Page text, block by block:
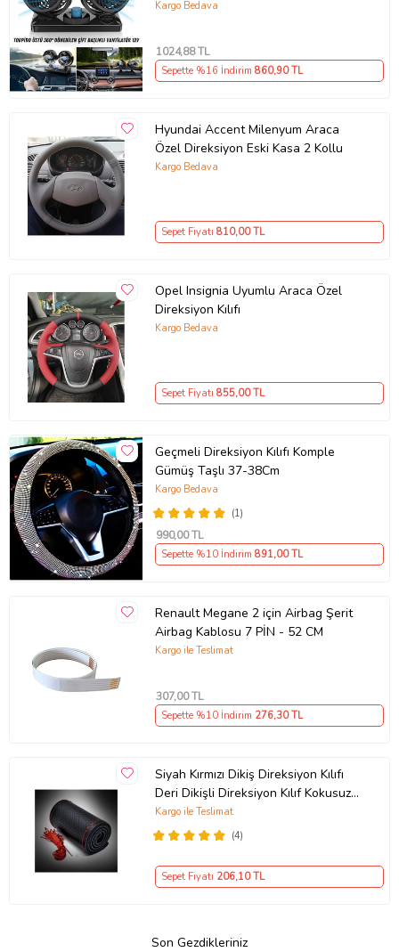
Soğutucu Fan 360° Dönebilen 12V
Kargo Bedava
1024,88 TL
Sepette %16 İndirim 860,90 TL
Hyundai Accent Milenyum Araca
Özel Direksiyon Eski Kasa 2 Kollu
Kargo Bedava
Sepet Fiyatı 810,00 TL
Opel Insignia Uyumlu Araca Özel
Direksiyon Kılıfı
Kargo Bedava
Sepet Fiyatı 855,00 TL
Geçmeli Direksiyon Kılıfı Komple
Gümüş Taşlı 37-38Cm
(1)
Kargo Bedava
990,00 TL
Sepette %10 İndirim 891,00 TL
Renault Megane 2 için Airbag Şerit
Airbag Kablosu 7 PİN - 52 CM
Kargo ile Teslimat
307,00 TL
Sepette %10 İndirim 276,30 TL
Siyah Kırmızı Dikiş Direksiyon Kılıfı
Deri Dikişli Direksiyon Kılıf Kokusuz
Kılıf
(4)
Kargo ile Teslimat
Sepet Fiyatı 206,10 TL
Son Gezdikleriniz